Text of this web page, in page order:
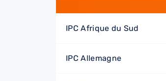
IPC Afrique du Sud
IPC Allemagne